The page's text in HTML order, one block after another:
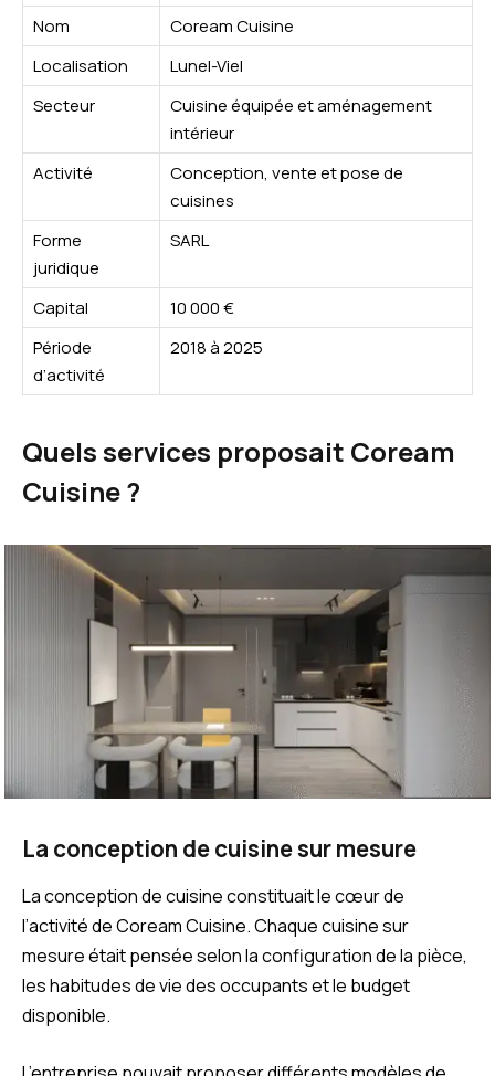
Nom
Coream Cuisine
Localisation
Lunel-Viel
Secteur
Cuisine équipée et aménagement
intérieur
Activité
Conception, vente et pose de
cuisines
Forme
juridique
SARL
Capital
10 000 €
Période
d’activité
2018 à 2025
Quels services proposait Coream
Cuisine ?
La conception de cuisine sur mesure
La conception de cuisine constituait le cœur de
l’activité de Coream Cuisine. Chaque cuisine sur
mesure était pensée selon la configuration de la pièce,
les habitudes de vie des occupants et le budget
disponible.